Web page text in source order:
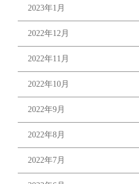
2023年1月
2022年12月
2022年11月
2022年10月
2022年9月
2022年8月
2022年7月